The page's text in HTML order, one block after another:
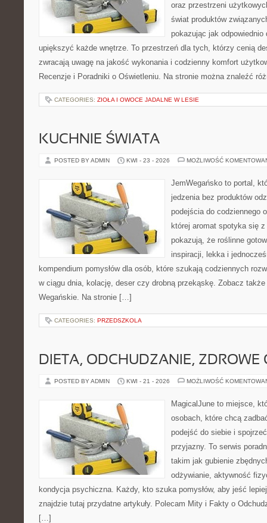
oraz przestrzeni
świat produktów
pokazując jak odpowiednio
upiększyć każde wnętrze. To przestrzeń dla tych, którzy cenią
zwracają uwagę na jakość wykonania i codzienny komfort
Recenzje i Poradniki o Oświetleniu. Na stronie można znaleźć
CATEGORIES: ZIOŁA I OWOCE JADALNE W LESIE
KUCHNIE ŚWIATA
POSTED BY ADMIN KWI - 23 - 2026 MOŻLIWOŚĆ
JemWegańsko to portal,
jedzenia bez produktów
podejścia do codziennego
której aromat spotyka się
pokazują, że roślinne
inspiracji, lekka i
kompendium pomysłów dla osób, które szukają codziennych
w ciągu dnia, kolację, deser czy drobną przekąskę. Zobacz
Wegańskie. Na stronie […]
CATEGORIES: PRZEDSZKOLA
DIETA, ODCHUDZANIE, ZDROWE
POSTED BY ADMIN KWI - 21 - 2026 MOŻLIWOŚĆ
MagicalJune to miejsce,
osobach, które chcą
podejść do siebie i
przyjazny. To serwis
takim jak gubienie
odżywianie, aktywność
kondycja psychiczna. Każdy, kto szuka pomysłów, aby jeść
znajdzie tutaj przydatne artykuły. Polecam Mity i Fakty o
[…]